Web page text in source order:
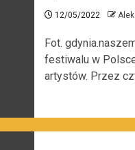
12/05/2022
Fot.
festiwalu w
artystów. Przez